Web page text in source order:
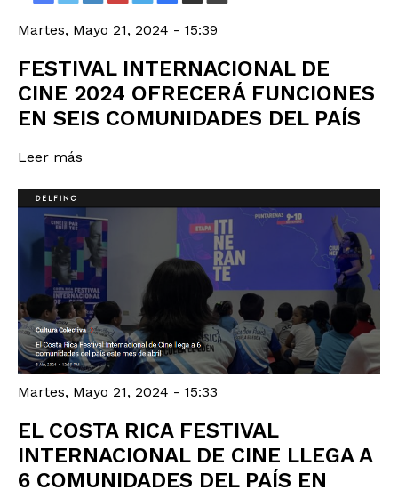
Martes, Mayo 21, 2024 - 15:39
FESTIVAL INTERNACIONAL DE
CINE 2024 OFRECERÁ FUNCIONES
EN SEIS COMUNIDADES DEL PAÍS
Leer más
Martes, Mayo 21, 2024 - 15:33
EL COSTA RICA FESTIVAL
INTERNACIONAL DE CINE LLEGA A
6 COMUNIDADES DEL PAÍS EN